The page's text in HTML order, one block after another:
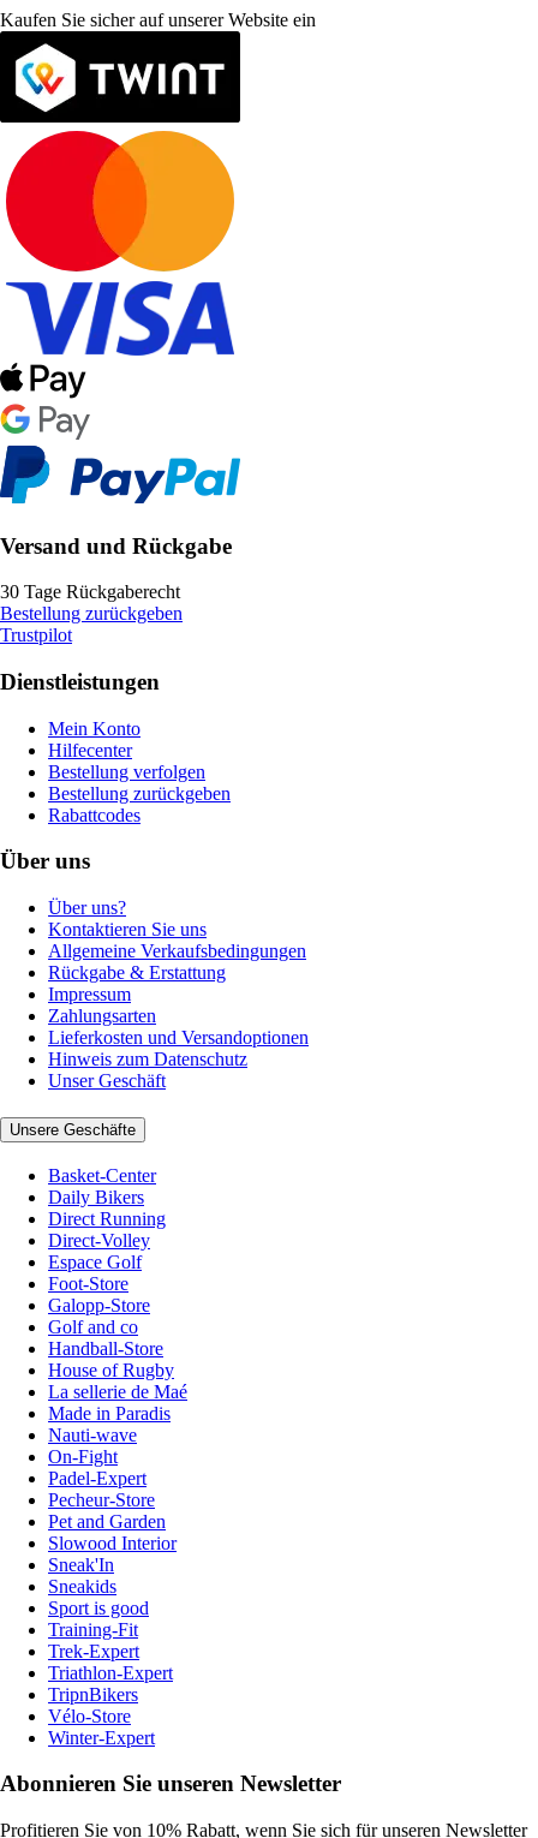
Kaufen Sie sicher auf unserer Website ein
Versand und Rückgabe
30 Tage Rückgaberecht
Bestellung zurückgeben
Trustpilot
Dienstleistungen
Mein Konto
Hilfecenter
Bestellung verfolgen
Bestellung zurückgeben
Rabattcodes
Über uns
Über uns?
Kontaktieren Sie uns
Allgemeine Verkaufsbedingungen
Rückgabe & Erstattung
Impressum
Zahlungsarten
Lieferkosten und Versandoptionen
Hinweis zum Datenschutz
Unser Geschäft
Unsere Geschäfte
Basket-Center
Daily Bikers
Direct Running
Direct-Volley
Espace Golf
Foot-Store
Galopp-Store
Golf and co
Handball-Store
House of Rugby
La sellerie de Maé
Made in Paradis
Nauti-wave
On-Fight
Padel-Expert
Pecheur-Store
Pet and Garden
Slowood Interior
Sneak'In
Sneakids
Sport is good
Training-Fit
Trek-Expert
Triathlon-Expert
TripnBikers
Vélo-Store
Winter-Expert
Abonnieren Sie unseren Newsletter
Profitieren Sie von 10% Rabatt, wenn Sie sich für unseren Newsletter